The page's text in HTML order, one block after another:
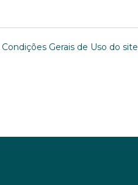
Condições Gerais de Uso do site